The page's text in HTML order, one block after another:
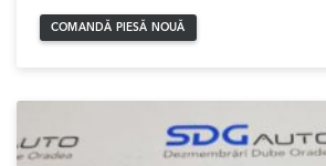
COMANDĂ PIESĂ NOUĂ